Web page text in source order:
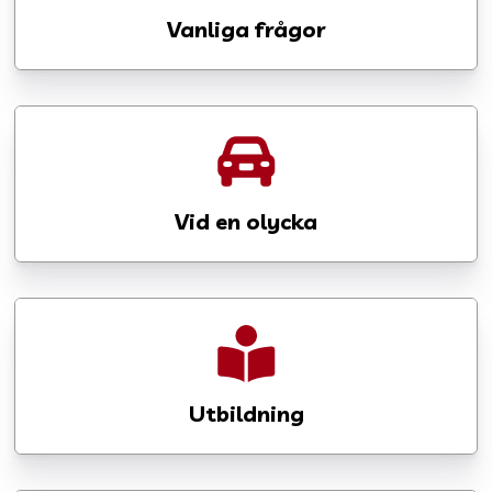
Vanliga frågor
Vid en olycka
Utbildning